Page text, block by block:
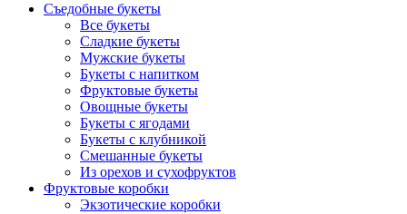
Съедобные букеты
Все букеты
Сладкие букеты
Мужские букеты
Букеты с напитком
Фруктовые букеты
Овощные букеты
Букеты с ягодами
Букеты с клубникой
Смешанные букеты
Из орехов и сухофруктов
Фруктовые коробки
Экзотические коробки